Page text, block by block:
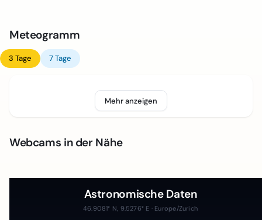
Meteogramm
3 Tage 7 Tage
Mehr anzeigen
Webcams in der Nähe
Astronomische Daten
46.9081° N, 9.5276° E · Europe/Zurich